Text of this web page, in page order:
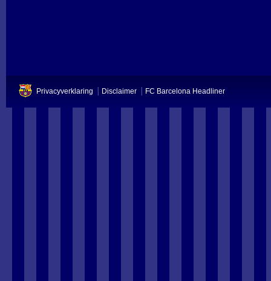
Privacyverklaring Disclaimer FC Barcelona Headliner